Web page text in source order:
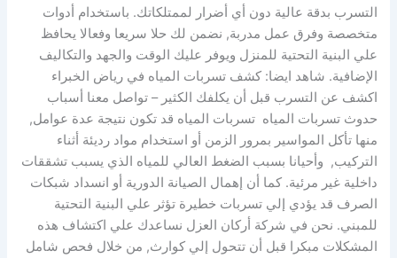
التسرب بدقة عالية دون أي أضرار لممتلكاتك. باستخدام أدوات
متخصصة وفرق عمل مدربة, نضمن لك حلا سريعا وفعالا يحافظ
علي البنية التحتية للمنزل ويوفر عليك الوقت والجهد والتكاليف
الإضافية. شاهد ايضا: كشف تسربات المياه في رياض الخبراء
اكشف عن التسرب قبل أن يكلفك الكثير – تواصل معنا أسباب
حدوث تسربات المياه تسربات المياه قد تكون نتيجة عدة عوامل,
منها تأكل المواسير بمرور الزمن أو استخدام مواد رديئة أثناء
التركيب, وأحيانا بسبب الضغط العالي للمياه الذي يسبب تشققات
داخلية غير مرئية. كما أن إهمال الصيانة الدورية أو انسداد شبكات
الصرف قد يؤدي إلي تسربات خطيرة تؤثر علي البنية التحتية
للمبني. نحن في شركة أركان العزل نساعدك علي اكتشاف هذه
المشكلات مبكرا قبل أن تتحول إلي كوارث, من خلال فحص شامل